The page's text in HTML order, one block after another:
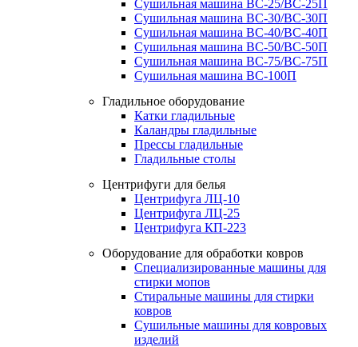
Сушильная машина ВС-25/ВС-25П
Сушильная машина ВС-30/ВС-30П
Сушильная машина ВС-40/ВС-40П
Сушильная машина ВС-50/ВС-50П
Сушильная машина ВС-75/ВС-75П
Сушильная машина ВС-100П
Гладильное оборудование
Катки гладильные
Каландры гладильные
Прессы гладильные
Гладильные столы
Центрифуги для белья
Центрифуга ЛЦ-10
Центрифуга ЛЦ-25
Центрифуга КП-223
Оборудование для обработки ковров
Специализированные машины для
стирки мопов
Стиральные машины для стирки
ковров
Сушильные машины для ковровых
изделий